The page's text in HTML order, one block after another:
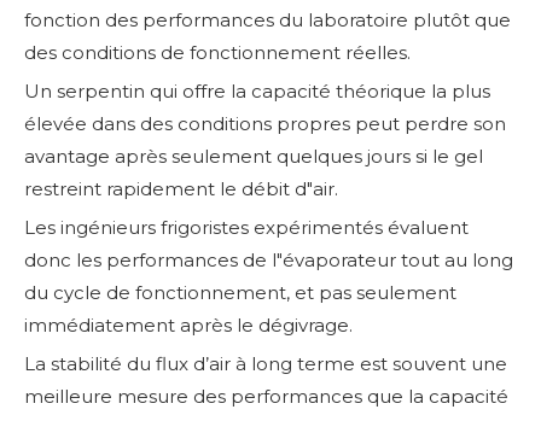
fonction des performances du laboratoire plutôt que
des conditions de fonctionnement réelles.
Un serpentin qui offre la capacité théorique la plus
élevée dans des conditions propres peut perdre son
avantage après seulement quelques jours si le gel
restreint rapidement le débit d"air.
Les ingénieurs frigoristes expérimentés évaluent
donc les performances de l"évaporateur tout au long
du cycle de fonctionnement, et pas seulement
immédiatement après le dégivrage.
La stabilité du flux d’air à long terme est souvent une
meilleure mesure des performances que la capacité